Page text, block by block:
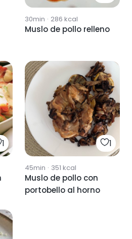
30min · 286 kcal
Muslo de pollo relleno
1 1
45min · 351 kcal
Muslo de pollo con
portobello al horno